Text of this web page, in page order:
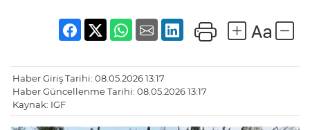
Haber Giriş Tarihi: 08.05.2026 13:17
Haber Güncellenme Tarihi: 08.05.2026 13:17
Kaynak: IGF